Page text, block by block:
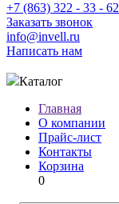
+7 (863) 322 - 33 - 62
Заказать звонок
info@invell.ru
Написать нам
Каталог
Главная
О компании
Прайс-лист
Контакты
Корзина
0